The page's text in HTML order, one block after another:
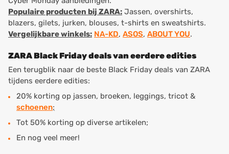
Populaire producten bij ZARA: Jassen, overshirts,
blazers, gilets, jurken, blouses, t-shirts en sweatshirts.
Vergelijkbare winkels: NA-KD, ASOS, ABOUT YOU.
ZARA Black Friday deals van eerdere edities
Een terugblik naar de beste Black Friday deals van ZARA
tijdens eerdere edities:
20% korting op jassen, broeken, leggings, tricot &
schoenen;
Tot 50% korting op diverse artikelen;
En nog veel meer!